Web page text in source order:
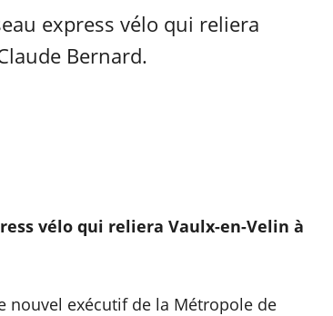
express vélo qui reliera
Bernard.
vélo qui reliera Vaulx-en-Velin à
nouvel exécutif de la Métropole de